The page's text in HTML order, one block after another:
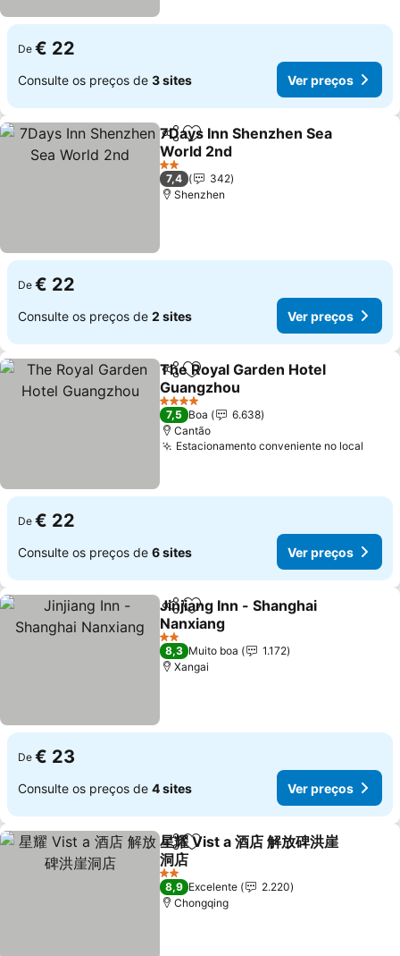
De € 22
Consulte os preços de 3 sites Ver preços
PartilharAdicionar aos favoritos
7Days Inn Shenzhen Sea
World 2nd
2 Estrelas
7,4
342
Shenzhen
De € 22
Consulte os preços de 2 sites Ver preços
PartilharAdicionar aos favoritos
The Royal Garden Hotel
Guangzhou
4 Estrelas
7,5 Boa
6.638
Cantão
Estacionamento conveniente no local
De € 22
Consulte os preços de 6 sites Ver preços
PartilharAdicionar aos favoritos
Jinjiang Inn - Shanghai
Nanxiang
2 Estrelas
8,3 Muito boa
1.172
Xangai
De € 23
Consulte os preços de 4 sites Ver preços
PartilharAdicionar aos favoritos
星耀 Vist a 酒店 解放碑洪崖
洞店
2 Estrelas
8,9 Excelente
2.220
Chongqing